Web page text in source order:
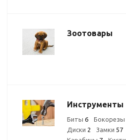
Зоотовары
Инструменты
Биты 6 Бокорезы
Диски 2 Замки 57